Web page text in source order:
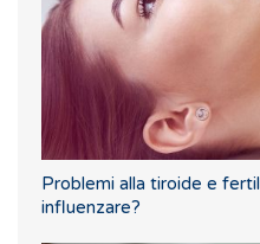
Problemi alla tiroide e
influenzare?